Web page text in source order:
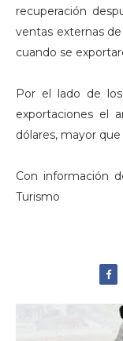
recuperación
ventas externas
cuando se
Por el lado de
exportaciones el
dólares, mayor
Con información
Turismo